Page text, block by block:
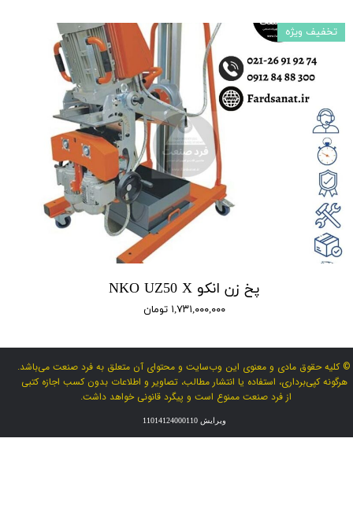
پخ زن انکو NKO UZ50 X
۱,۷۳۱,۰۰۰,۰۰۰ تومان
تخفیف ویژه
© کلیه حقوق مادی و معنوی این وب‌سایت و محتوای آن متعلق به فرد صنعت می‌باشد.
هرگونه کپی‌برداری، استفاده یا انتشار مطالب، تصاویر و اطلاعات بدون کسب اجازه کتبی
از فرد صنعت ممنوع است و پیگرد قانونی خواهد داشت.
ویرایش 11014124000110